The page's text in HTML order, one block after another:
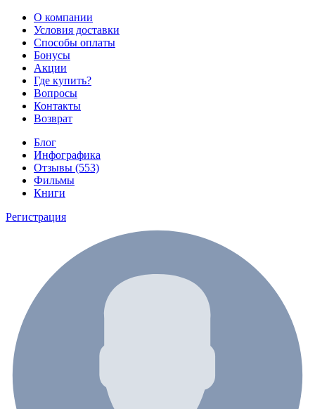
О компании
Условия доставки
Способы оплаты
Бонусы
Акции
Где купить?
Вопросы
Контакты
Возврат
Блог
Инфографика
Отзывы (553)
Фильмы
Книги
Регистрация